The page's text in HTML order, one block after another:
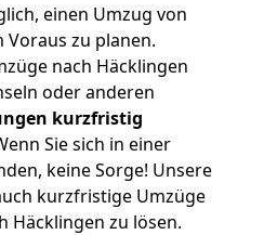
einen Umzug von
Voraus zu planen.
nach Häcklingen
oder anderen
kurzfristig
Sie sich in einer
keine Sorge! Unsere
kurzfristige Umzüge
Häcklingen zu lösen.